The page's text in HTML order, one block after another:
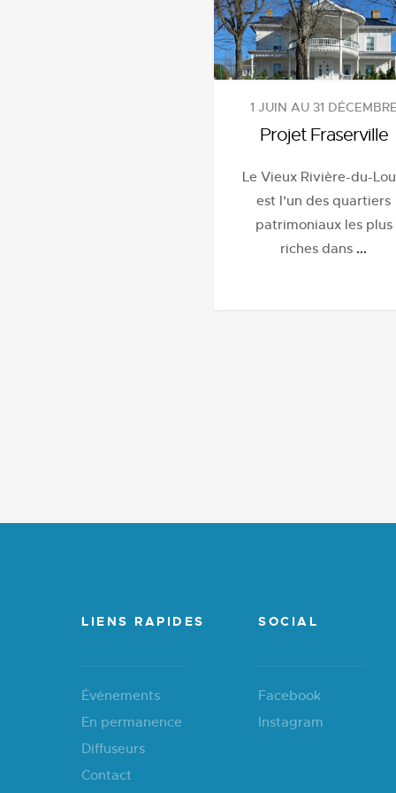
1 JUIN AU 31
Projet Fraserville
Le Vieux Rivière-du-
est l’un des quartiers
patrimoniaux les plus
riches dans ...
LIENS RAPIDES
Événements
En permanence
Diffuseurs
Contact
SOCIAL
Facebook
Instagram